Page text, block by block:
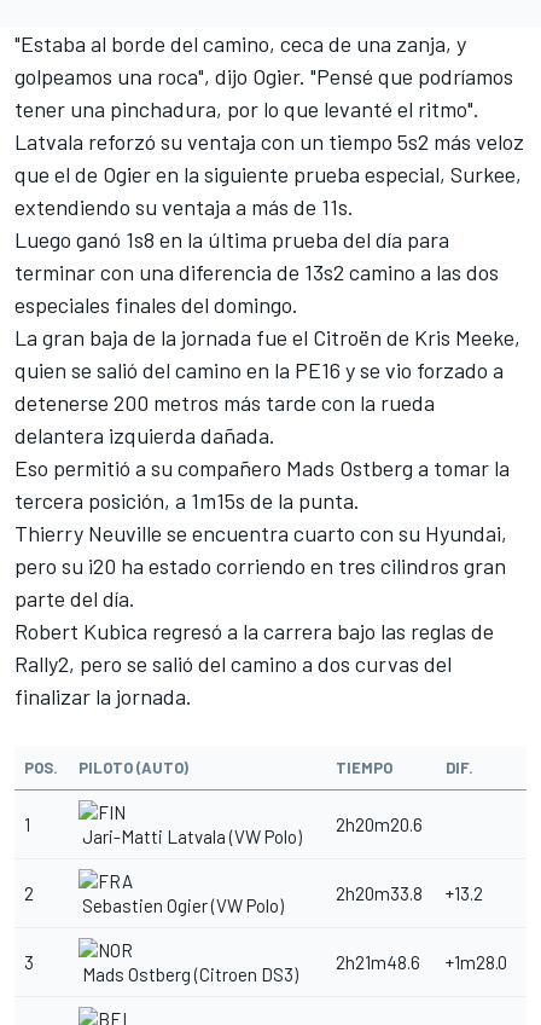
"Estaba al borde del camino, ceca de una zanja, y
golpeamos una roca", dijo Ogier. "Pensé que podríamos
tener una pinchadura, por lo que levanté el ritmo".
Latvala reforzó su ventaja con un tiempo 5s2 más veloz
que el de Ogier en la siguiente prueba especial, Surkee,
extendiendo su ventaja a más de 11s.
Luego ganó 1s8 en la última prueba del día para
terminar con una diferencia de 13s2 camino a las dos
especiales finales del domingo.
La gran baja de la jornada fue el Citroën de Kris Meeke,
quien se salió del camino en la PE16 y se vio forzado a
detenerse 200 metros más tarde con la rueda
delantera izquierda dañada.
Eso permitió a su compañero Mads Ostberg a tomar la
tercera posición, a 1m15s de la punta.
Thierry Neuville se encuentra cuarto con su Hyundai,
pero su i20 ha estado corriendo en tres cilindros gran
parte del día.
Robert Kubica regresó a la carrera bajo las reglas de
Rally2, pero se salió del camino a dos curvas del
finalizar la jornada.
POS. PILOTO (AUTO) TIEMPO DIF.
1
Jari-Matti Latvala (VW Polo)
2h20m20.6
2
Sebastien Ogier (VW Polo)
2h20m33.8 +13.2
3
Mads Ostberg (Citroen DS3)
2h21m48.6 +1m28.0